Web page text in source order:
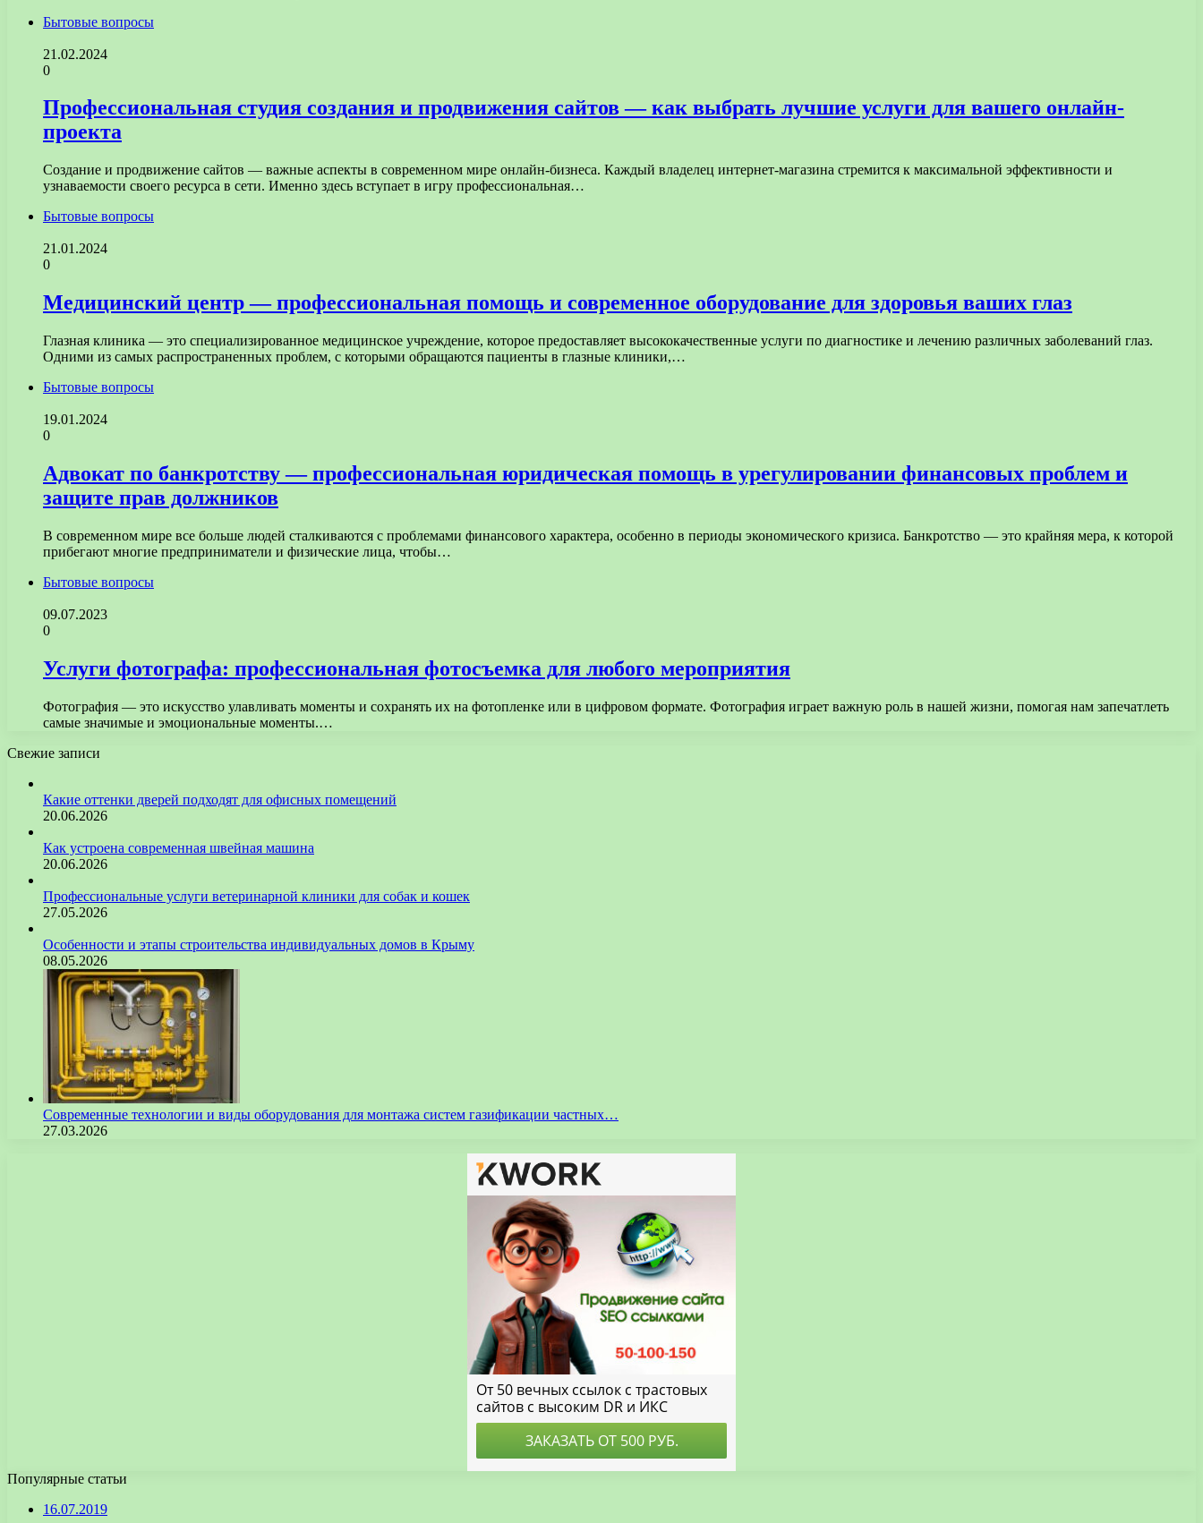
Бытовые вопросы
21.02.2024
0
Профессиональная студия создания и продвижения сайтов — как выбрать лучшие услуги для вашего онлайн-
проекта
Создание и продвижение сайтов — важные аспекты в современном мире онлайн-бизнеса. Каждый владелец интернет-магазина стремится к максимальной эффективности и
узнаваемости своего ресурса в сети. Именно здесь вступает в игру профессиональная…
Бытовые вопросы
21.01.2024
0
Медицинский центр — профессиональная помощь и современное оборудование для здоровья ваших глаз
Глазная клиника — это специализированное медицинское учреждение, которое предоставляет высококачественные услуги по диагностике и лечению различных заболеваний глаз.
Одними из самых распространенных проблем, с которыми обращаются пациенты в глазные клиники,…
Бытовые вопросы
19.01.2024
0
Адвокат по банкротству — профессиональная юридическая помощь в урегулировании финансовых проблем и
защите прав должников
В современном мире все больше людей сталкиваются с проблемами финансового характера, особенно в периоды экономического кризиса. Банкротство — это крайняя мера, к которой
прибегают многие предприниматели и физические лица, чтобы…
Бытовые вопросы
09.07.2023
0
Услуги фотографа: профессиональная фотосъемка для любого мероприятия
Фотография — это искусство улавливать моменты и сохранять их на фотопленке или в цифровом формате. Фотография играет важную роль в нашей жизни, помогая нам запечатлеть
самые значимые и эмоциональные моменты.…
Свежие записи
Какие оттенки дверей подходят для офисных помещений
20.06.2026
Как устроена современная швейная машина
20.06.2026
Профессиональные услуги ветеринарной клиники для собак и кошек
27.05.2026
Особенности и этапы строительства индивидуальных домов в Крыму
08.05.2026
Современные технологии и виды оборудования для монтажа систем газификации частных…
27.03.2026
Популярные статьи
16.07.2019